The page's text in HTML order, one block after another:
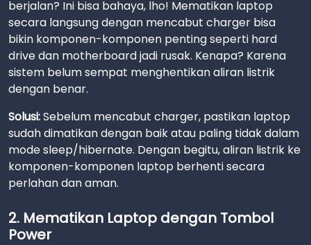
berjalan? Ini bisa bahaya, lho! Mematikan laptop
secara langsung dengan mencabut charger bisa
bikin komponen-komponen penting seperti hard
drive dan motherboard jadi rusak. Kenapa? Karena
sistem belum sempat menghentikan aliran listrik
dengan benar.
Solusi:Sebelum mencabut charger, pastikan laptop
sudah dimatikan dengan baik atau paling tidak dalam
mode sleep/hibernate. Dengan begitu, aliran listrik ke
komponen-komponen laptop berhenti secara
perlahan dan aman.
2. Mematikan Laptop dengan Tombol
Power